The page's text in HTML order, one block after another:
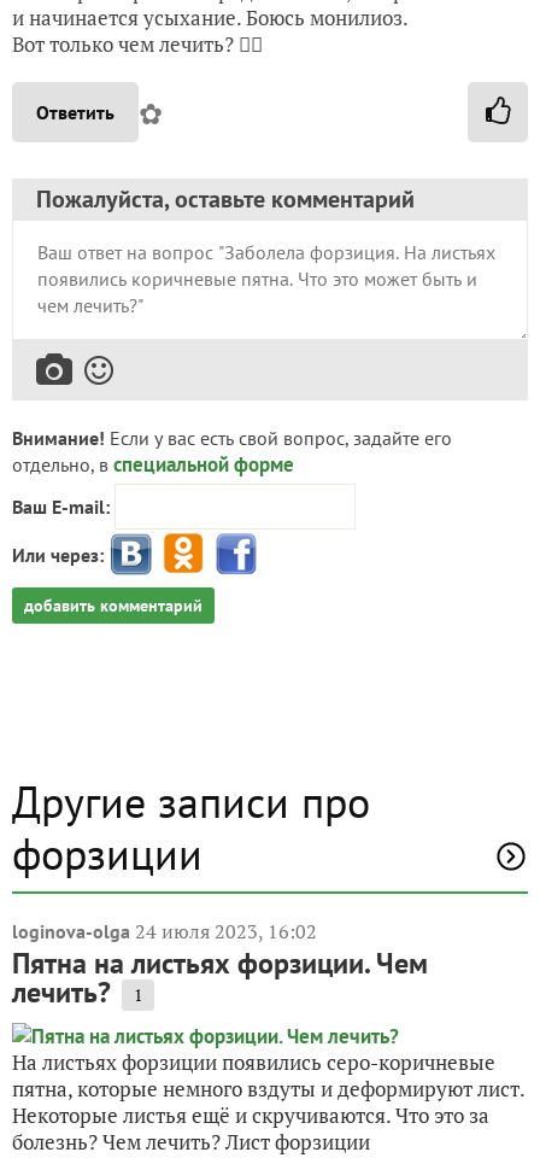
и начинается усыхание. Боюсь монилиоз.
Вот только чем лечить? 🤷‍♀️
Ответить ✿
Пожалуйста, оставьте комментарий
Внимание! Если у вас есть свой вопрос, задайте его
отдельно, в специальной форме
Ваш E-mail:
Или через:
добавить комментарий
Другие записи про
форзиции
loginova-olga 24 июля 2023, 16:02
Пятна на листьях форзиции. Чем
лечить? 1
На листьях форзиции появились серо-коричневые
пятна, которые немного вздуты и деформируют лист.
Некоторые листья ещё и скручиваются. Что это за
болезнь? Чем лечить? Лист форзиции